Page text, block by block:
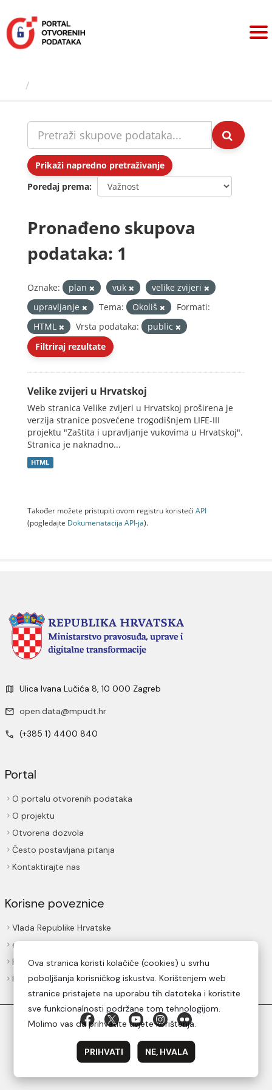
sadržaj
Prikaži napredno pretraživanje
Poredaj prema
Pronađeno skupova
podataka: 1
Oznake: plan vuk
velike zvijeri
upravljanje
Tema: Okoliš
Formati:
HTML
Vrsta podataka:
public
Filtriraj rezultate
Velike zvijeri u Hrvatskoj
Web stranica Velike zvijeri u Hrvatskoj proširena je
verzija stranice posvećene trogodišnjem LIFE-III
projektu "Zaštita i upravljanje vukovima u Hrvatskoj".
Stranica je naknadno...
HTML
Također možete pristupiti ovom registru koristeći API
(pogledajte Dokumenаtаcijа API-jа).